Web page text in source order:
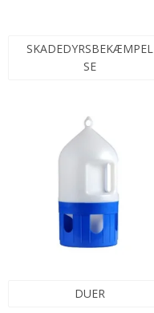
SKADEDYRSBEKÆMPEL
SE
DUER